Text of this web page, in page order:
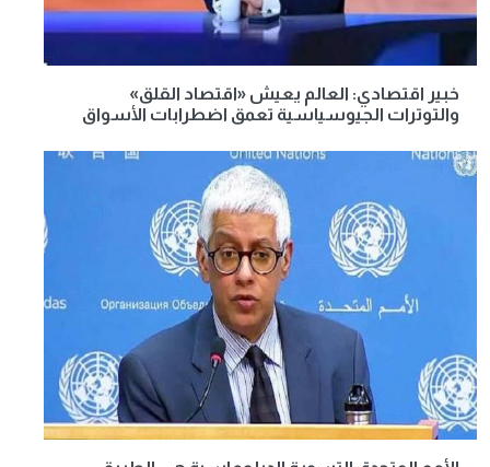
خبير اقتصادي: العالم يعيش «اقتصاد القلق»
والتوترات الجيوسياسية تعمق اضطرابات الأسواق